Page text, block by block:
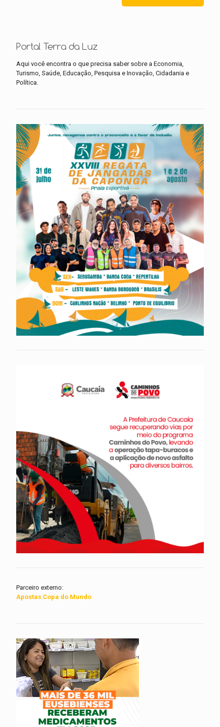
Portal Terra da Luz
Aqui você encontra o que precisa saber sobre a Economia,
Turismo, Saúde, Educação, Pesquisa e Inovação, Cidadania e
Política.
Parceiro externo:
Apostas Copa do Mundo